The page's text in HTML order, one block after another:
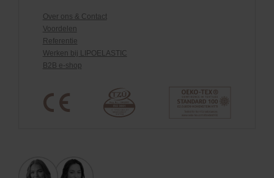
Over ons & Contact
Voordelen
Referentie
Werken bij LIPOELASTIC
B2B e-shop